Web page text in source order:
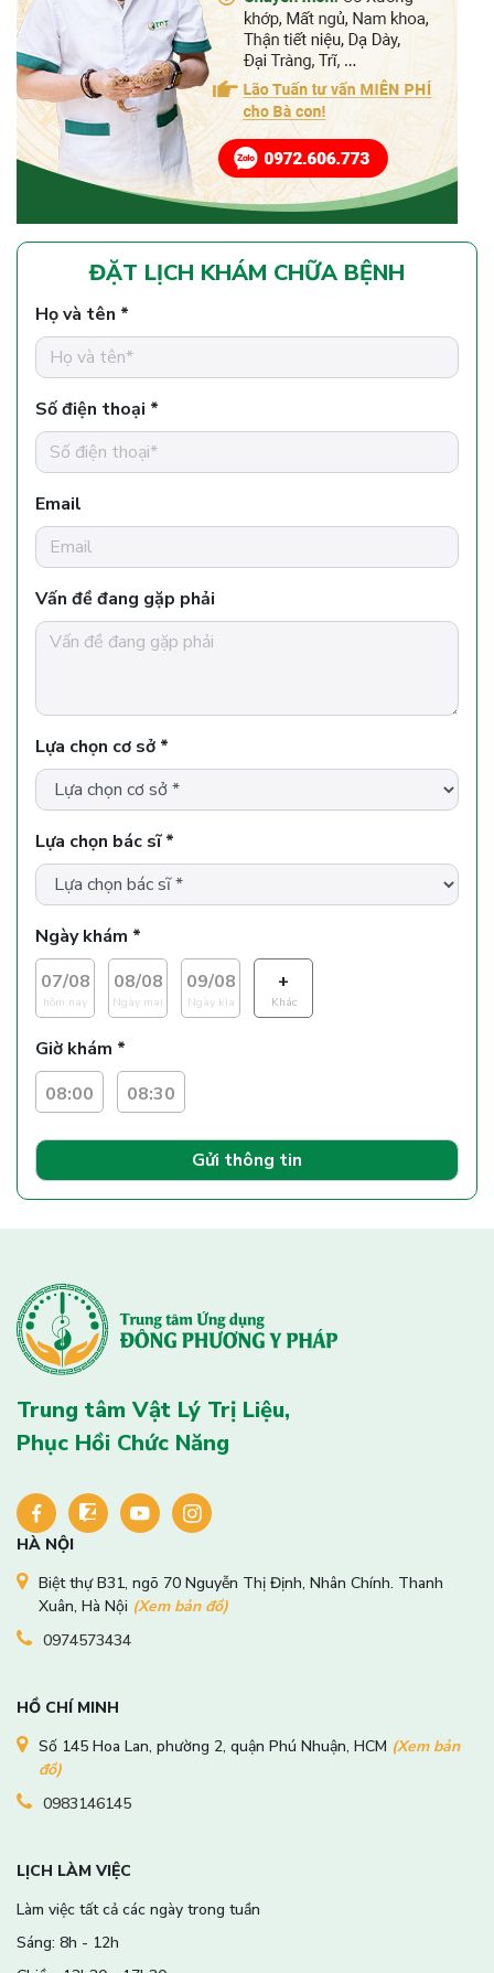
ĐẶT LỊCH KHÁM CHỮA BỆNH
Họ và tên *
Số điện thoại *
Email
Vấn đề đang gặp phải
Lựa chọn cơ sở *
Lựa chọn bác sĩ *
Ngày khám *
07/08
hôm nay
08/08
Ngày mai
09/08
Ngày kìa
+
Khác
Giờ khám *
08:00
08:30
Gửi thông tin
Trung tâm Vật Lý Trị Liệu,
Phục Hồi Chức Năng
HÀ NỘI
Biệt thự B31, ngõ 70 Nguyễn Thị Định, Nhân Chính. Thanh
Xuân, Hà Nội (Xem bản đồ)
0974573434
HỒ CHÍ MINH
Số 145 Hoa Lan, phường 2, quận Phú Nhuận, HCM (Xem bản
đồ)
0983146145
LỊCH LÀM VIỆC
Làm việc tất cả các ngày trong tuần
Sáng: 8h - 12h